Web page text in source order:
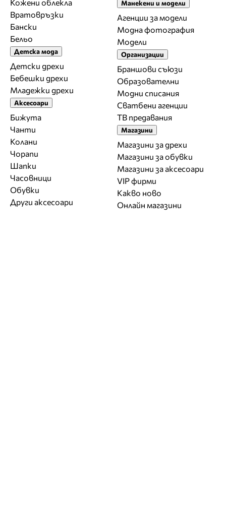
Кожени облекла
Вратовръзки
Бански
Бельо
Детска мода
Детски дрехи
Бебешки дрехи
Младежки дрехи
Аксесоари
Бижута
Чанти
Колани
Чорапи
Шапки
Часовници
Обувки
Други аксесоари
Манекени и модели
Агенции за модели
Модна фотография
Модели
Организации
Браншови съюзи
Образователни
Модни списания
Сватбени агенции
ТВ предавания
Магазини
Магазини за дрехи
Магазини за обувки
Магазини за aксесоари
VIP фирми
Какво ново
Онлайн магазини